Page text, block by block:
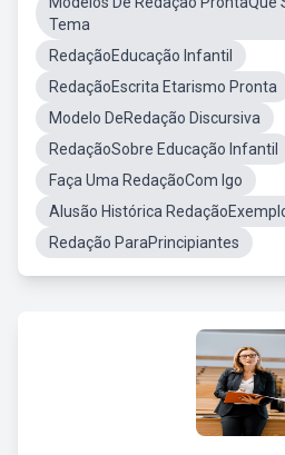
Tema
RedaçãoEducação Infantil
RedaçãoEscrita Etarismo Pronta
Modelo DeRedação Discursiva
RedaçãoSobre Educação Infantil
Faça Uma RedaçãoCom Igo
Alusão Histórica
Redação ParaPrincipiantes